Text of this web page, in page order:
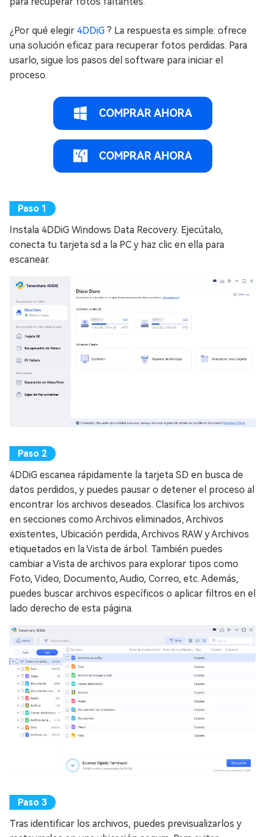
¿Por qué elegir 4DDiG ? La respuesta es simple: ofrece
una solución eficaz para recuperar fotos perdidas. Para
usarlo, sigue los pasos del software para iniciar el
proceso.
COMPRAR AHORA
COMPRAR AHORA
Instala 4DDiG Windows Data Recovery. Ejecútalo,
conecta tu tarjeta sd a la PC y haz clic en ella para
escanear.
4DDiG escanea rápidamente la tarjeta SD en busca de
datos perdidos, y puedes pausar o detener el proceso al
encontrar los archivos deseados. Clasifica los archivos
en secciones como Archivos eliminados, Archivos
existentes, Ubicación perdida, Archivos RAW y Archivos
etiquetados en la Vista de árbol. También puedes
cambiar a Vista de archivos para explorar tipos como
Foto, Video, Documento, Audio, Correo, etc. Además,
puedes buscar archivos específicos o aplicar filtros en el
lado derecho de esta página.
Tras identificar los archivos, puedes previsualizarlos y